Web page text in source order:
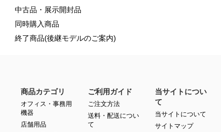
中古品・展示開封品
同時購入商品
終了商品(後継モデルのご案内)
商品カテゴリ
オフィス・事務用
機器
店舗用品
ご利用ガイド
ご注文方法
送料・配送につい
て
当サイトについ
て
当サイトについて
サイトマップ